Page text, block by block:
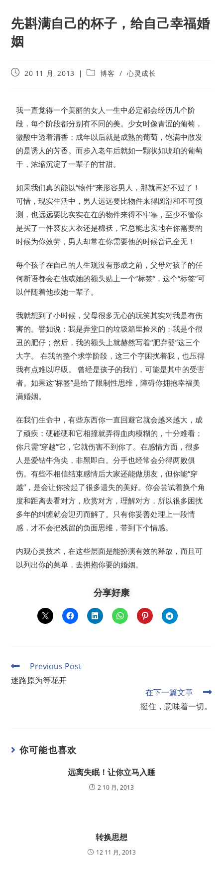
先斟满自己的杯子，给自己幸福婚
姻
20 11 月, 2013 博客 / 心灵成长
我一直觉得一个美丽的女人一生中必定都会经历几个阶
段，每个阶段都分别有不同的美。少女时像青涩的葡萄，
微酸中透着清香；成年以后就是成熟的葡萄，饱满中散发
的是诱人的芳香。而步入老年后就如一颗状如琥珀的葡萄
干，浓缩沉淀了一辈子的甘甜。
如果我们真的能以“物件”来形容男人，那就再好不过了！
可惜，现实生活中，男人远远要比物件来得圆滑和不可预
测，也远远要比实实在在的物件来得不牢靠，至少不管你
是买了一件裘皮大衣还是棉袄，它总能忠实地在你需要的
时候为你效劳，男人却常在你需要他的时候音讯全无！
每个孩子在自己的人生观没有形成之前，父母对孩子的任
何断语都会在他或她的额头贴上一个“标签”，这个“标签”可
以伴随着他或她一辈子。
我就想到了小时候，父母很多无心的玩笑其实对我是有伤
害的。譬如说：我是弄堂口的垃圾箱里捡来的；我是个很
丑的肥仔；然后，我的额头上就赫然写着“肥弃婴”这三个
大字。 在我的整个求学阶段，这三个字困扰着我，也压得
我有点难以呼吸。 曾经是孩子的我们，可能是其中的受害
者。如果这“标签”是给了限制性思维，障碍你拥抱幸福美
满婚姻。
在我们生命中，有些东西你一直回避它就会越来越大，成
了顽疾；硬碰硬和它相撞就弄得血肉模糊的，十分难看；
你只需“穿越”它，它就伤害不到你了。在感情方面，很多
人是爱钻牛角尖，非黑即白。分手也经常会分得两败俱
伤。有些不相信结束感情后大家还能做朋友，但你能“穿
越”，是会让你捡起了很多遗失的美好。你会尝试着换个角
度和距离去看对方，欣赏对方，理解对方，所以很多困扰
多年的纠缠就会迎刃而解了。只有你妥善处理上一段情
感，才不会把残留的负面思维，带到下个情感。
内观心灵技术，在这些层面是能扮演有效的释放，而且可
以列出你的菜单，去拥抱你要的婚姻。
分享好康
Previous Post
迷路原为等花开
在下一篇文章
挺住，意味着一切。
你可能也喜欢
远离失眠！让你立马入睡
2 10 月, 2013
转换思想
12 11 月, 2013